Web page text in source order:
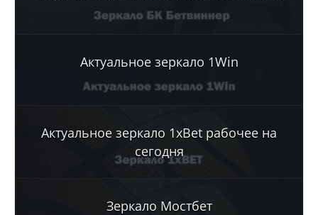
Актуальное зеркало 1Win
Актуальное зеркало 1xBet рабочее на
сегодня
Зеркало Мостбет